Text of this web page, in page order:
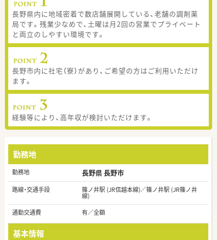
長野県内に地域密着で数店舗展開している、老舗の調剤薬
局です。残業少なめで、土曜は月2回の営業でプライベート
と両立のしやすい環境です。
長野市内に社宅（寮）があり、ご希望の方はご利用いただけ
ます。
経験等により、高年収が検討いただけます。
勤務地
勤務地 長野県 長野市
路線・交通手段 篠ノ井駅 (JR信越本線)／篠ノ井駅 (JR篠ノ井
線)
通勤交通費
有／全額
基本情報